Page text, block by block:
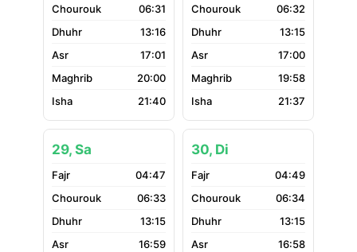
06:31
13:16
17:01
20:00
21:40
06:32
13:15
17:00
19:58
21:37
29, Sa
04:47
06:33
13:15
16:59
30, Di
04:49
06:34
13:15
16:58